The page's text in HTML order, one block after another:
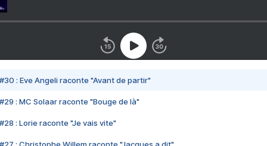
#30 : Eve Angeli raconte "Avant de partir"
#29 : MC Solaar raconte "Bouge de là"
#28 : Lorie raconte "Je vais vite"